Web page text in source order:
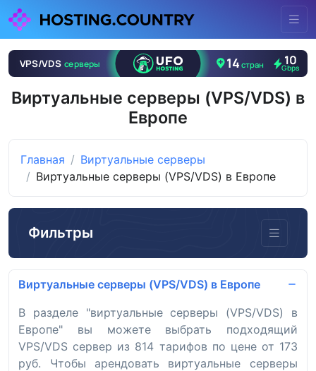
Виртуальные серверы (VPS/VDS) в
Европе
Главная
Виртуальные серверы
Виртуальные серверы (VPS/VDS) в Европе
Фильтры
Виртуальные серверы (VPS/VDS) в Европе
В разделе "виртуальные серверы (VPS/VDS) в
Европе" вы можете выбрать подходящий
VPS/VDS сервер из 814 тарифов по цене от 173
руб. Чтобы арендовать виртуальные серверы